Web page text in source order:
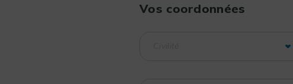
Vos coordonnées